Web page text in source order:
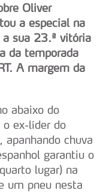
Oliver
a especial na
a sua 23.ª vitória
da temporada
A margem da
abaixo do
o ex-líder do
chuva
garantiu o
lugar) na
um pneu nesta